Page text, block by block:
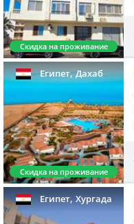
Скидка на проживание
Египет,Дахаб
Скидка на проживание
Египет,Хургада